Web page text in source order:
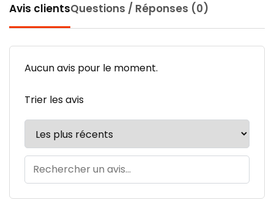
Avis clientsQuestions / Réponses (0)
Aucun avis pour le moment.
Trier les avis